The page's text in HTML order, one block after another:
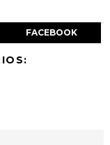
FACEBOOK